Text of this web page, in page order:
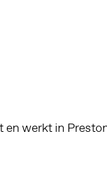
werkt in